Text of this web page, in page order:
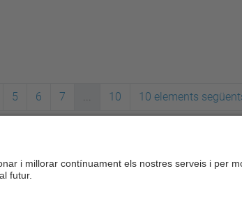
5 6 7 ... 10 10 elements